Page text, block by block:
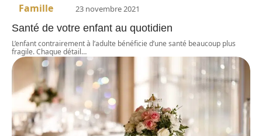
Famille 23 novembre 2021
Santé de votre enfant au quotidien
L’enfant contrairement à l’adulte bénéficie d’une santé beaucoup plus
fragile. Chaque détail…